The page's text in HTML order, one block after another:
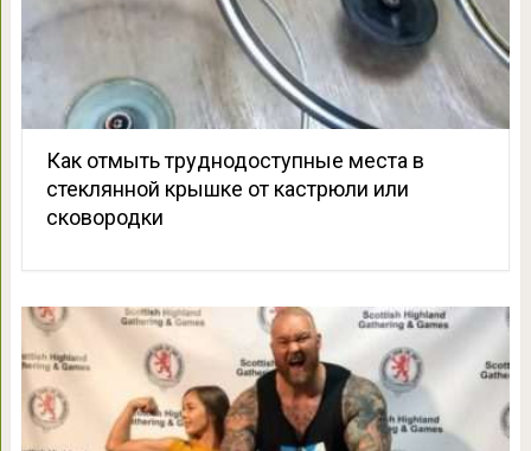
Как отмыть труднодоступные места в
стеклянной крышке от кастрюли или
сковородки